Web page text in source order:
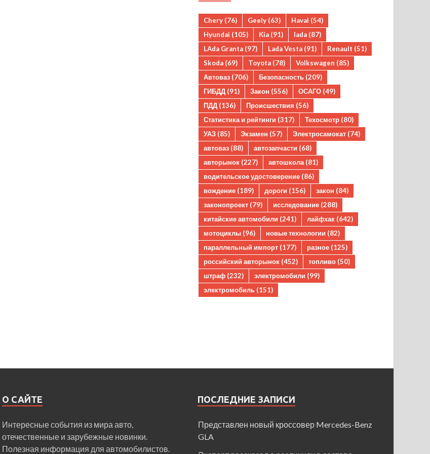
Chery (76) Geely (63) Haval (54)
Hyundai (105) Kia (91) lada (87)
LAda Granta (97) Lada Vesta (91) Renault (51)
Skoda (69) Toyota (78) Volkswagen (85)
Автоваз (706) Безопасность (209)
ГИБДД (91) Закон (556) ОСАГО (49)
ПДД (136) Происшествия (56)
Статистика и рейтинги (317) Техосмотр (80)
УАЗ (85) Экзамен (57) Электросамокат (74)
автоваз (88) автозапчасти (68)
авторынок (227) автошкола (81)
водительское удостоверение (86)
вождение (189) дороги (156) закон (84)
законопроект (79) исследование (288)
китайские автомобили (241) лайфхак (642)
мотоциклы (96) новые технологии (82)
параллельный импорт (177) разное (125)
российский авторынок (452) топливо (50)
штраф (232) электромобили (99)
электромобиль (151)
О САЙТЕ
Интересные события из мира авто,
отечественные и зарубежные новинки.
Полезная информация для автомобилистов.
ПОСЛЕДНИЕ ЗАПИСИ
Представлен новый кроссовер Mercedes-Benz
GLA